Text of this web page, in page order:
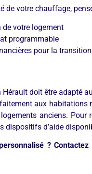
de votre chauffage,
de votre logement
programmable
pour la
doit être adapté
aux habitations
anciens. Pour
dispositifs d’aide
?